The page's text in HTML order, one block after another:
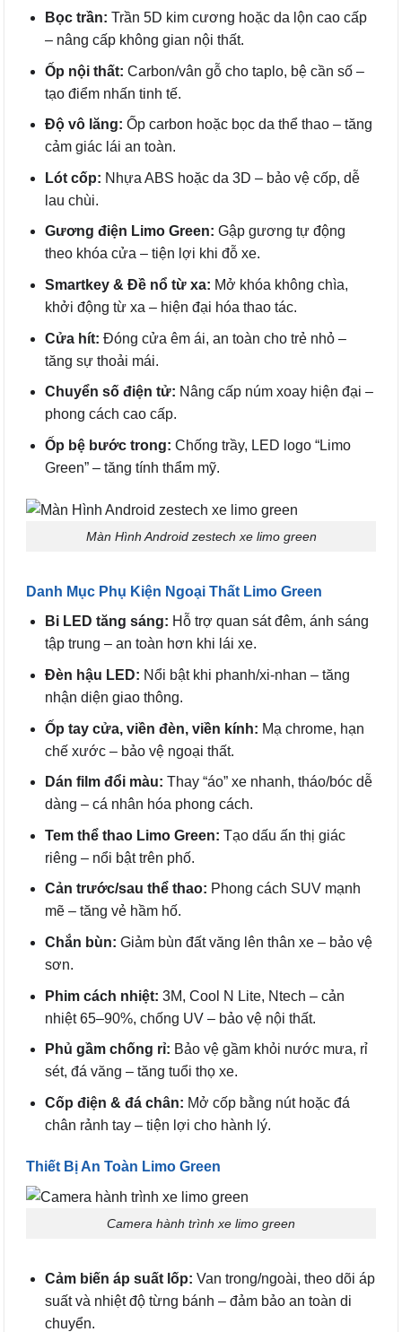
Bọc trần: Trần 5D kim cương hoặc da lộn cao cấp
– nâng cấp không gian nội thất.
Ốp nội thất: Carbon/vân gỗ cho taplo, bệ cần số –
tạo điểm nhấn tinh tế.
Độ vô lăng: Ốp carbon hoặc bọc da thể thao – tăng
cảm giác lái an toàn.
Lót cốp: Nhựa ABS hoặc da 3D – bảo vệ cốp, dễ
lau chùi.
Gương điện Limo Green: Gập gương tự động
theo khóa cửa – tiện lợi khi đỗ xe.
Smartkey & Đề nổ từ xa: Mở khóa không chìa,
khởi động từ xa – hiện đại hóa thao tác.
Cửa hít: Đóng cửa êm ái, an toàn cho trẻ nhỏ –
tăng sự thoải mái.
Chuyển số điện tử: Nâng cấp núm xoay hiện đại –
phong cách cao cấp.
Ốp bệ bước trong: Chống trầy, LED logo “Limo
Green” – tăng tính thẩm mỹ.
Màn Hình Android zestech xe limo green
Danh Mục Phụ Kiện Ngoại Thất Limo Green
Bi LED tăng sáng: Hỗ trợ quan sát đêm, ánh sáng
tập trung – an toàn hơn khi lái xe.
Đèn hậu LED: Nổi bật khi phanh/xi-nhan – tăng
nhận diện giao thông.
Ốp tay cửa, viền đèn, viền kính: Mạ chrome, hạn
chế xước – bảo vệ ngoại thất.
Dán film đổi màu: Thay “áo” xe nhanh, tháo/bóc dễ
dàng – cá nhân hóa phong cách.
Tem thể thao Limo Green: Tạo dấu ấn thị giác
riêng – nổi bật trên phố.
Cản trước/sau thể thao: Phong cách SUV mạnh
mẽ – tăng vẻ hầm hố.
Chắn bùn: Giảm bùn đất văng lên thân xe – bảo vệ
sơn.
Phim cách nhiệt: 3M, Cool N Lite, Ntech – cản
nhiệt 65–90%, chống UV – bảo vệ nội thất.
Phủ gầm chống rỉ: Bảo vệ gầm khỏi nước mưa, rỉ
sét, đá văng – tăng tuổi thọ xe.
Cốp điện & đá chân: Mở cốp bằng nút hoặc đá
chân rảnh tay – tiện lợi cho hành lý.
Thiết Bị An Toàn Limo Green
Camera hành trình xe limo green
Cảm biến áp suất lốp: Van trong/ngoài, theo dõi áp
suất và nhiệt độ từng bánh – đảm bảo an toàn di
chuyển.